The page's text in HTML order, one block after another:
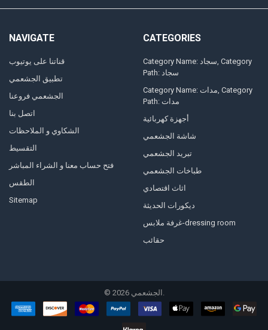
NAVIGATE
قناتنا على يوتيوب
تطبيق الجشعمي
الجشعمي فروعنا
اتصل بنا
الشكاوي و الملاحظات
التقسيط
فتح حساب معنا و الشراء المباشر
الطقس
Sitemap
CATEGORIES
Category Name: سجاد, Category
Path: سجاد
Category Name: مدات, Category
Path: مدات
أجهزة كهربائية
شاشة الجشعمي
تبريد الجشعمي
طباخات الجشعمي
اثاث اقتصادي
ديكورات الحديثة
غرفة ملابس-dressing room
حقائب
© 2026